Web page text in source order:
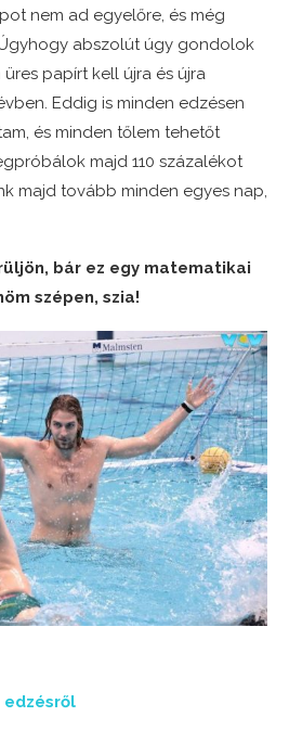
nem ad egyelőre, és még
abszolút úgy gondolok
papírt kell újra és újra
Eddig is minden edzésen
és minden tőlem tehetőt
majd 110 százalékot
majd tovább minden egyes nap,
bár ez egy matematikai
szépen, szia!